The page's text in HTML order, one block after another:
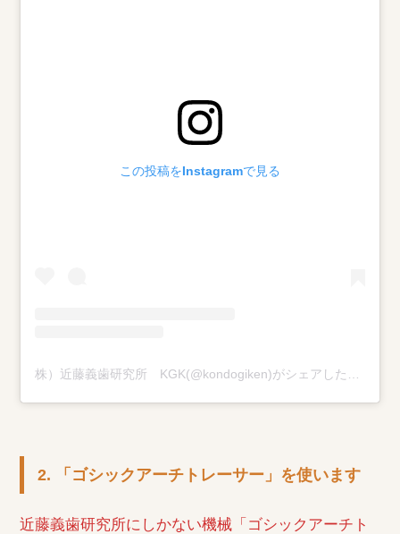
この投稿をInstagramで見る
2. 「ゴシックアーチトレーサー」を使います
近藤義歯研究所にしかない機械「ゴシックアーチト